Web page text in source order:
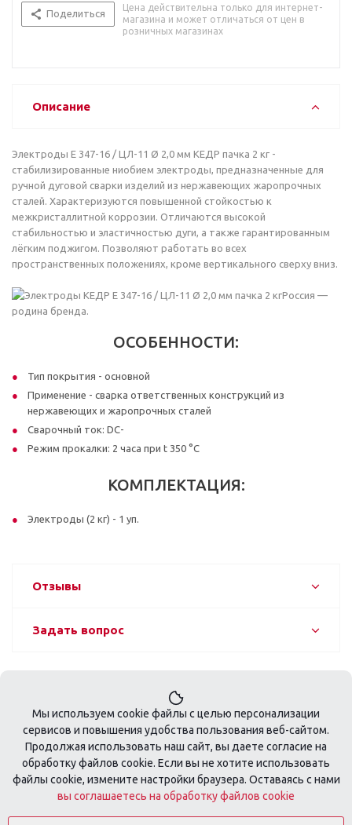
Поделиться
Цена действительна только для интернет-
магазина и может отличаться от цен в
розничных магазинах
Описание
Электроды E 347-16 / ЦЛ-11 Ø 2,0 мм КЕДP пачка 2 кг -
стабилизированные ниобием электроды, предназначенные для
ручной дуговой сварки изделий из нержавеющих жаропрочных
сталей. Характеризуются повышенной стойкостью к
межкристаллитной коррозии. Отличаются высокой
стабильностью и эластичностью дуги, а также гарантированным
лёгким поджигом. Позволяют работать во всех
пространственных положениях, кроме вертикального сверху вниз.
Россия —
родина бренда.
ОСОБЕННОСТИ:
Тип покрытия - основной
Применение - сварка ответственных конструкций из
нержавеющих и жаропрочных сталей
Сварочный ток: DC-
Режим прокалки: 2 часа при t 350 °С
КОМПЛЕКТАЦИЯ:
Электроды (2 кг) - 1 уп.
Отзывы
Задать вопрос
+7 495 410-08-74
zakaz@tools-profi.ru
Мы используем cookie файлы с целью персонализации
сервисов и повышения удобства пользования веб-сайтом.
Продолжая использовать наш сайт, вы даете согласие на
обработку файлов cookie. Если вы не хотите использовать
файлы cookie, измените настройки браузера. Оставаясь с нами
вы соглашаетесь на обработку файлов cookie